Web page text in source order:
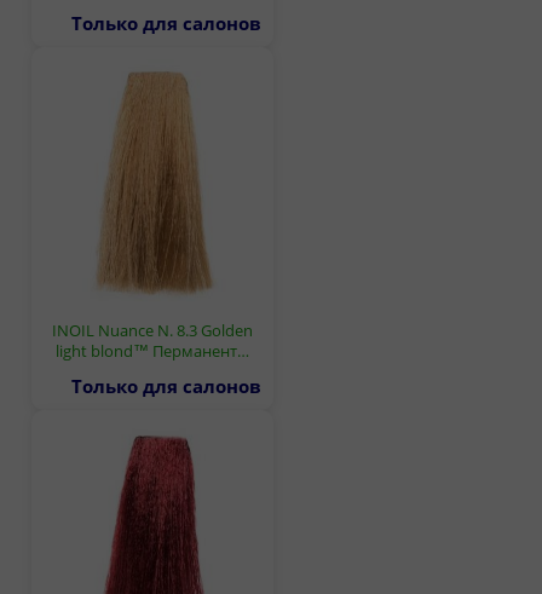
Только для салонов
INOIL Nuance N. 8.3 Golden
light blond™ Перманент…
Только для салонов